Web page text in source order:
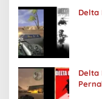
Delta
Delta